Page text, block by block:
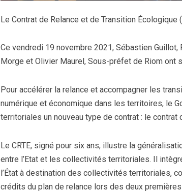
Le Contrat de Relance et de Transition Écologique
Ce vendredi 19 novembre 2021, Sébastien
Morge et Olivier Maurel, Sous-préfet de Riom ont
Pour accélérer la relance et accompagner les
numérique et économique dans les territoires, le
territoriales un nouveau type de contrat : le
Le CRTE, signé pour six ans, illustre la
entre l’Etat et les collectivités territoriales. Il
l’État à destination des collectivités territoriales,
crédits du plan de relance lors des deux premières